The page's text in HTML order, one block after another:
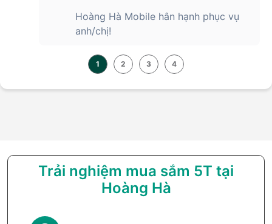
Hoàng Hà Mobile hân hạnh phục vụ
anh/chị!
1 2 3 4
Trải nghiệm mua sắm 5T tại
Hoàng Hà